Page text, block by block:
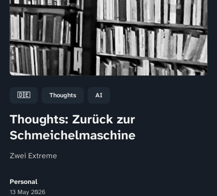
🇩🇪 Thoughts AI
Thoughts: Zurück zur
Schmeichelmaschine
Zwei Extreme
Personal
13 May 2026